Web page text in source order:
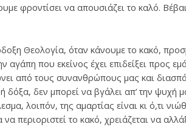
φροντίσει να απουσιάζει το καλό.
Θεολογία, όταν κάνουμε το κακό,
αγάπη που εκείνος έχει επιδείξει προς
από τους συνανθρώπους μας και
δόξα, δεν μπορεί να βγάλει απ’ την ψυχή
λοιπόν, της αμαρτίας είναι κι ό,τι
περιοριστεί το κακό, χρειάζεται να